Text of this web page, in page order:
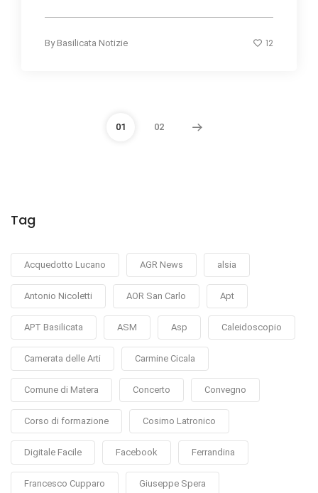
By Basilicata Notizie 12
01 02
Tag
Acquedotto Lucano AGR News alsia
Antonio Nicoletti AOR San Carlo Apt
APT Basilicata ASM Asp Caleidoscopio
Camerata delle Arti Carmine Cicala
Comune di Matera Concerto Convegno
Corso di formazione Cosimo Latronico
Digitale Facile Facebook Ferrandina
Francesco Cupparo Giuseppe Spera